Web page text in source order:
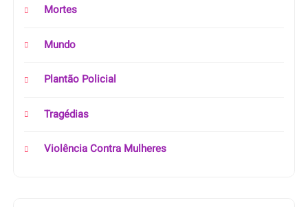
Mortes
Mundo
Plantão Policial
Tragédias
Violência Contra Mulheres